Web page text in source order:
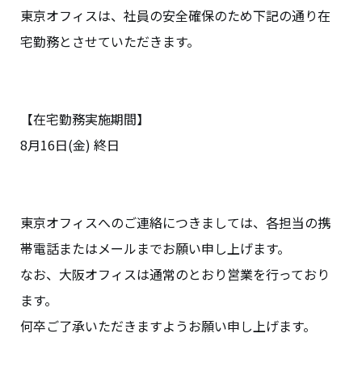
東京オフィスは、社員の安全確保のため下記の通り在
宅勤務とさせていただきます。
【在宅勤務実施期間】
8月16日(金) 終日
東京オフィスへのご連絡につきましては、各担当の携
帯電話またはメールまでお願い申し上げます。
なお、大阪オフィスは通常のとおり営業を行っており
ます。
何卒ご了承いただきますようお願い申し上げます。